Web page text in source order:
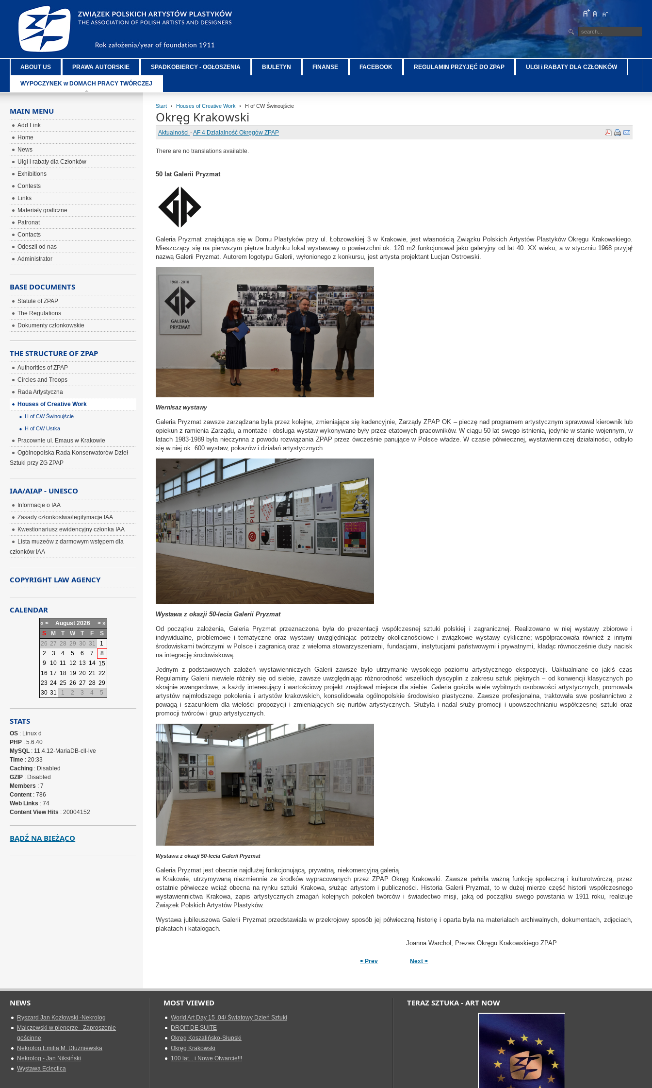
ABOUT US PRAWA AUTORSKIE SPADKOBIERCY - OGŁOSZENIA BIULETYN FINANSE FACEBOOK REGULAMIN PRZYJĘĆ DO ZPAP ULGI i RABATY DLA CZŁONKÓW
WYPOCZYNEK w DOMACH PRACY TWÓRCZEJ
Start Houses of Creative Work H of CW Świnoujście
Okręg Krakowski
Aktualności -AF 4 Działalność Okręgów ZPAP
There are no translations available.
50 lat Galerii Pryzmat
Galeria Pryzmat znajdująca się w Domu Plastyków przy ul. Łobzowskiej 3 w Krakowie, jest własnością Związku Polskich Artystów Plastyków Okręgu Krakowskiego.
Mieszczący się na pierwszym piętrze budynku lokal wystawowy o powierzchni ok. 120 m2 funkcjonował jako galeryjny od lat 40. XX wieku, a w styczniu 1968 przyjął
nazwą Galerii Pryzmat. Autorem logotypu Galerii, wyłonionego z konkursu, jest artysta projektant Lucjan Ostrowski.
Wernisaz wystawy
Galeria Pryzmat zawsze zarządzana była przez kolejne, zmieniające się kadencyjnie, Zarządy ZPAP OK – pieczę nad programem artystycznym sprawował kierownik lub
opiekun z ramienia Zarządu, a montaże i obsługa wystaw wykonywane były przez etatowych pracowników. W ciągu 50 lat swego istnienia, jedynie w stanie wojennym, w
latach 1983-1989 była nieczynna z powodu rozwiązania ZPAP przez ówcześnie panujące w Polsce władze. W czasie półwiecznej, wystawienniczej działalności, odbyło
się w niej ok. 600 wystaw, pokazów i działań artystycznych.
Wystawa z okazji 50-lecia Galerii Pryzmat
Od początku założenia, Galeria Pryzmat przeznaczona była do prezentacji współczesnej sztuki polskiej i zagranicznej. Realizowano w niej wystawy zbiorowe i
indywidualne, problemowe i tematyczne oraz wystawy uwzględniając potrzeby okolicznościowe i związkowe wystawy cykliczne; współpracowała również z innymi
środowiskami twórczymi w Polsce i zagranicą oraz z wieloma stowarzyszeniami, fundacjami, instytucjami państwowymi i prywatnymi, kładąc równocześnie duży nacisk
na integrację środowiskową.
Jednym z podstawowych założeń wystawienniczych Galerii zawsze było utrzymanie wysokiego poziomu artystycznego ekspozycji. Uaktualniane co jakiś czas
Regulaminy Galerii niewiele różniły się od siebie, zawsze uwzględniając różnorodność wszelkich dyscyplin z zakresu sztuk pięknych – od konwencji klasycznych po
skrajnie awangardowe, a każdy interesujący i wartościowy projekt znajdował miejsce dla siebie. Galeria gościła wiele wybitnych osobowości artystycznych, promowała
artystów najmłodszego pokolenia i artystów krakowskich, konsolidowała ogólnopolskie środowisko plastyczne. Zawsze profesjonalna, traktowała swe posłannictwo z
powagą i szacunkiem dla wielości propozycji i zmieniających się nurtów artystycznych. Służyła i nadal służy promocji i upowszechnianiu współczesnej sztuki oraz
promocji twórców i grup artystycznych.
Wystawa z okazji 50-lecia Galerii Pryzmat
Galeria Pryzmat jest obecnie najdłużej funkcjonującą, prywatną, niekomercyjną galerią
w Krakowie, utrzymywaną niezmiennie ze środków wypracowanych przez ZPAP Okręg Krakowski. Zawsze pełniła ważną funkcję społeczną i kulturotwórczą, przez
ostatnie półwiecze wciąż obecna na rynku sztuki Krakowa, służąc artystom i publiczności. Historia Galerii Pryzmat, to w dużej mierze część historii współczesnego
wystawiennictwa Krakowa, zapis artystycznych zmagań kolejnych pokoleń twórców i świadectwo misji, jaką od początku swego powstania w 1911 roku, realizuje
Związek Polskich Artystów Plastyków.
Wystawa jubileuszowa Galerii Pryzmat przedstawiała w przekrojowy sposób jej półwieczną historię i oparta była na materiałach archiwalnych, dokumentach, zdjęciach,
plakatach i katalogach.
Joanna Warchoł, Prezes Okręgu Krakowskiego ZPAP
< Prev Next >
MAIN MENU
Add Link
Home
News
Ulgi i rabaty dla Członków
Exhibitions
Contests
Links
Materiały graficzne
Patronat
Contacts
Odeszli od nas
Administrator
BASE DOCUMENTS
Statute of ZPAP
The Regulations
Dokumenty członkowskie
THE STRUCTURE OF ZPAP
Authorities of ZPAP
Circles and Troops
Rada Artystyczna
Houses of Creative Work
H of CW Świnoujście
H of CW Ustka
Pracownie ul. Emaus w Krakowie
Ogólnopolska Rada Konserwatorów Dzieł
Sztuki przy ZG ZPAP
IAA/AIAP - UNESCO
Informacje o IAA
Zasady członkostwa/legitymacje IAA
Kwestionariusz ewidencyjny członka IAA
Lista muzeów z darmowym wstępem dla
członków IAA
COPYRIGHT LAW AGENCY
CALENDAR
« < August 2026 > »
S
M T W T F
S
26 27 28 29 30 31
1
2
3 4 5 6 7
8
9
10 11 12 13 14 15
16 17 18 19 20 21 22
23 24 25 26 27 28 29
30 31 1 2 3 4 5
STATS
OS : Linux d
PHP : 5.6.40
MySQL : 11.4.12-MariaDB-cll-lve
Time : 20:33
Caching : Disabled
GZIP : Disabled
Members : 7
Content : 786
Web Links : 74
Content View Hits : 20004152
BĄDŹ NA BIEŻĄCO
NEWS
Ryszard Jan Kozłowski -Nekrolog
Malczewski w plenerze - Zaproszenie
gościnne
Nekrolog Emilia M. Dłużniewska
Nekrolog - Jan Niksiński
Wystawa Eclectica
MOST VIEWED
World Art Day 15 .04/ Światowy Dzień Sztuki
DROIT DE SUITE
Okreg Koszalińsko-Słupski
Okręg Krakowski
100 lat... i Nowe Otwarcie!!!
TERAZ SZTUKA - ART NOW